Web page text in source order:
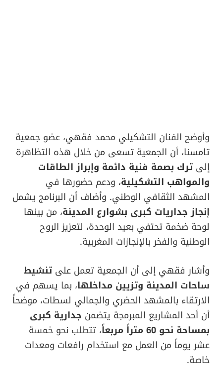
وأوضح الفنان التشكيلي محمد فقهي، عضو جمعية
تامسنا، أن الجمعية تسعى من خلال هذه التظاهرة
إلى ترك بصمة فنية دائمة وإبراز الطاقات
والمواهب التشكيلية، ودعم حضورها في
المشهد الثقافي الوطني. وأضاف أن البرنامج يشمل
إنجاز جداريات كبرى بشوارع المدينة، من بينها
لوحة ضخمة تحتفي بعيد الوحدة، لتعزيز الروح
الوطنية والفخر بالإنجازات المغربية.
وأشار فقهي إلى أن الجمعية تعمل على تنشيط
ساحات المدينة وتزيين مداخلها، بما يسهم في
الارتقاء بالمشهد الحضري والجمالي لسطات، موضحاً
أن أحد المشاريع المبرمجة يتضمن جدارية كبرى
بمساحة نحو 60 متراً مربعاً
، تتطلب نحو خمسة
عشر يوماً من العمل مع استخدام رافعات ومعدات
خاصة.